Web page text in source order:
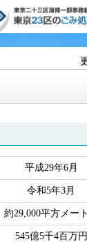
三区清掃一部事務
のごみ処理
平成29年6月
令和5年3月
約29,000平方メー
545億5千4百万円